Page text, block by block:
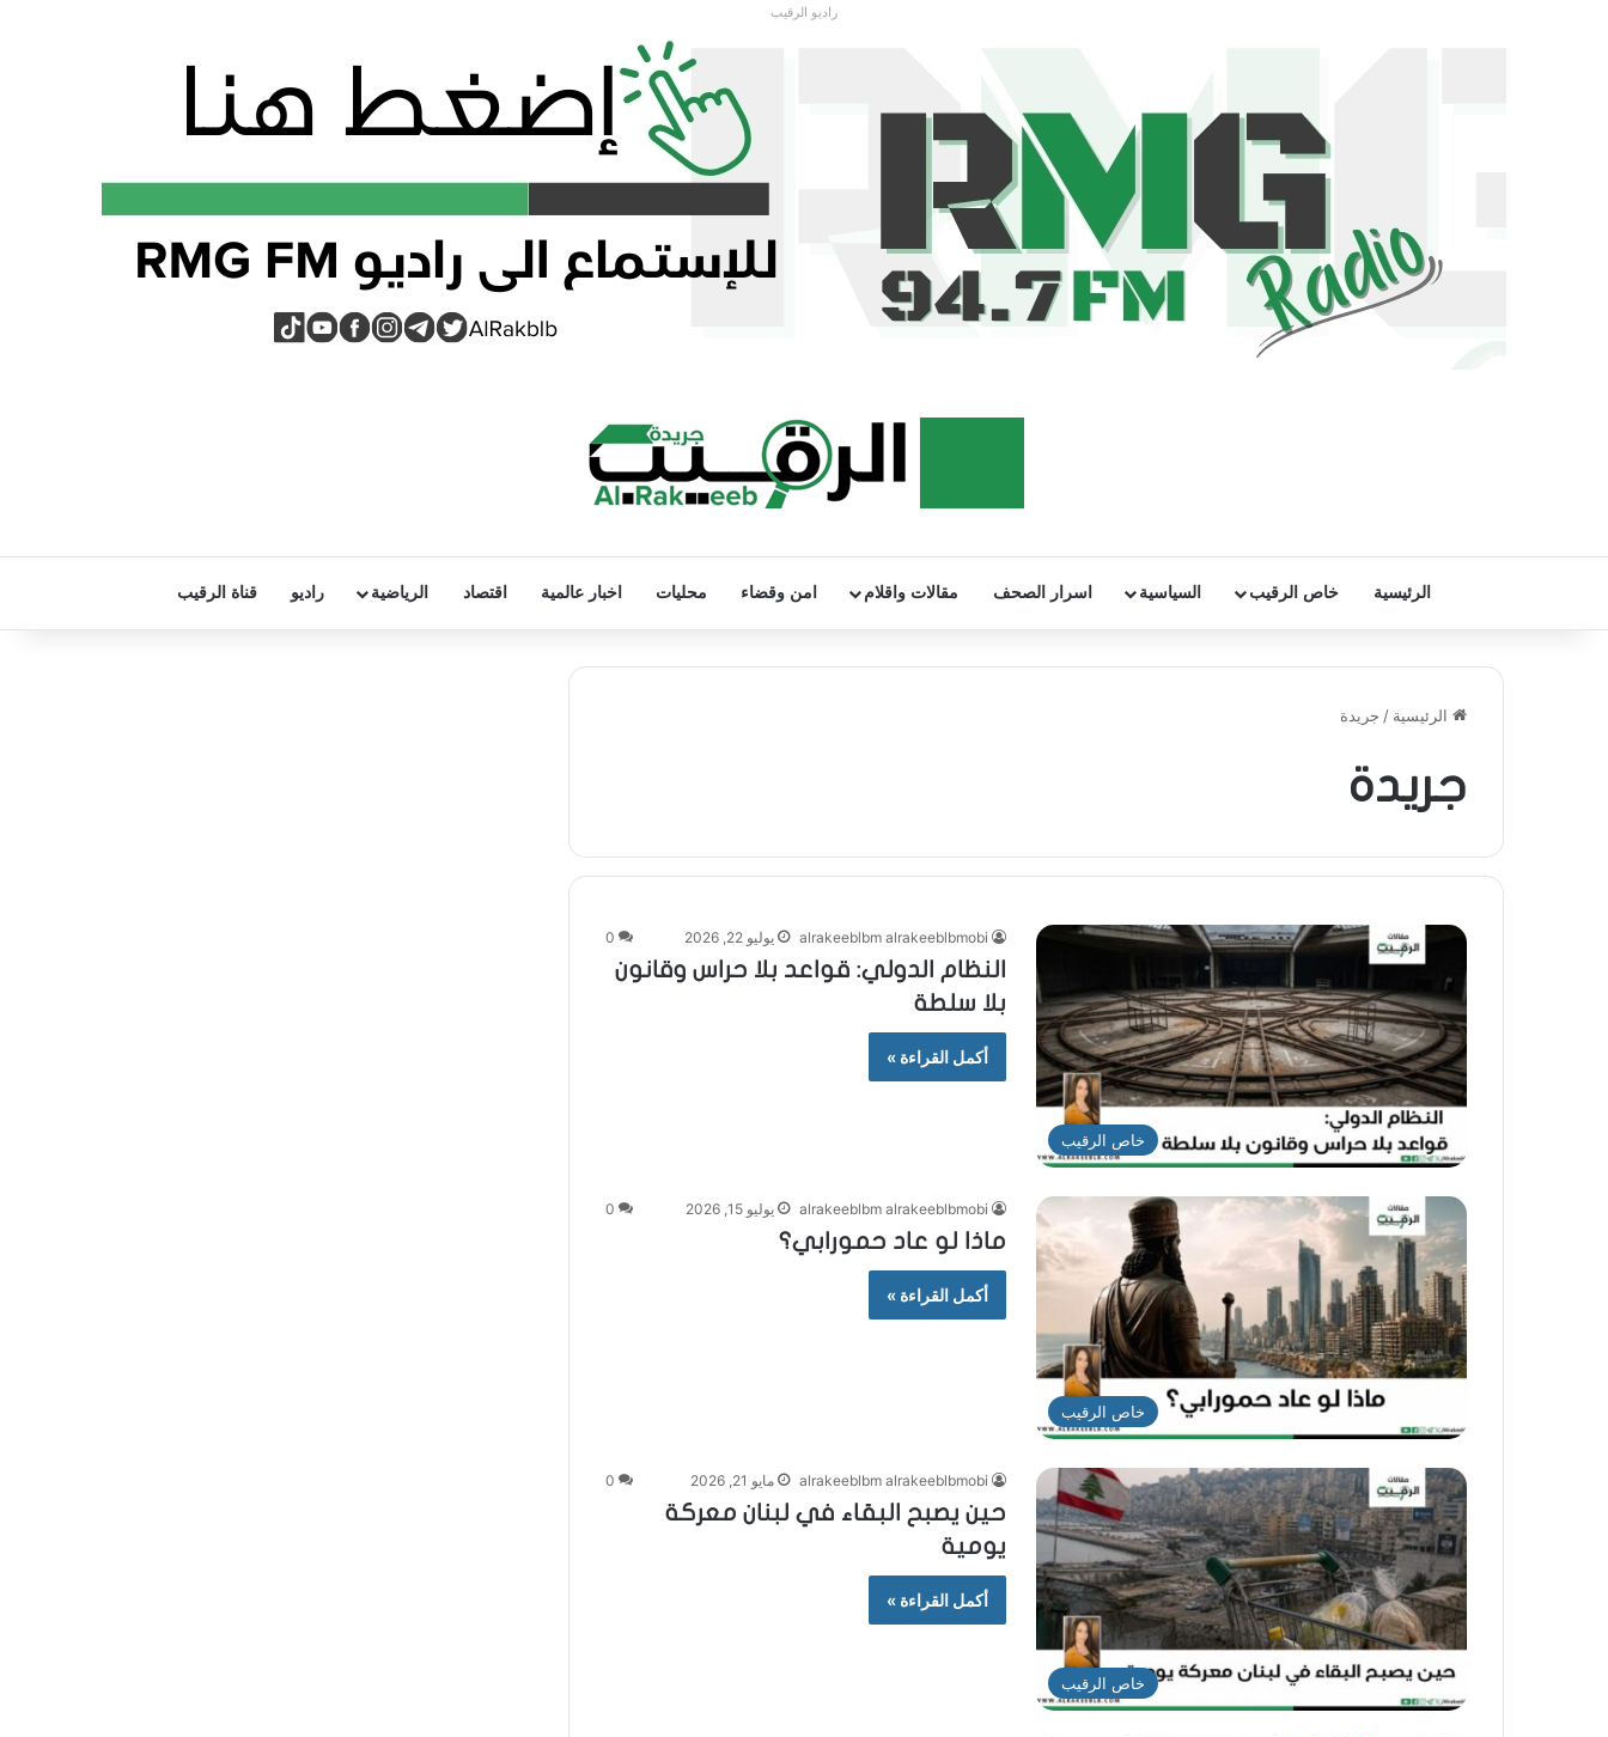
راديو الرقيب
الرئيسية خاص الرقيب السياسية اسرار الصحف مقالات واقلام امن وقضاء محليات اخبار عالمية اقتصاد الرياضية راديو قناة الرقيب
الرئيسية / جريدة
جريدة
خاص الرقيب
alrakeeblbm alrakeeblbmobi يوليو 22, 2026 0
النظام الدولي: قواعد بلا حراس وقانون
بلا سلطة
أكمل القراءة »
خاص الرقيب
alrakeeblbm alrakeeblbmobi يوليو 15, 2026 0
ماذا لو عاد حمورابي؟
أكمل القراءة »
خاص الرقيب
alrakeeblbm alrakeeblbmobi مايو 21, 2026 0
حين يصبح البقاء في لبنان معركة
يومية
أكمل القراءة »